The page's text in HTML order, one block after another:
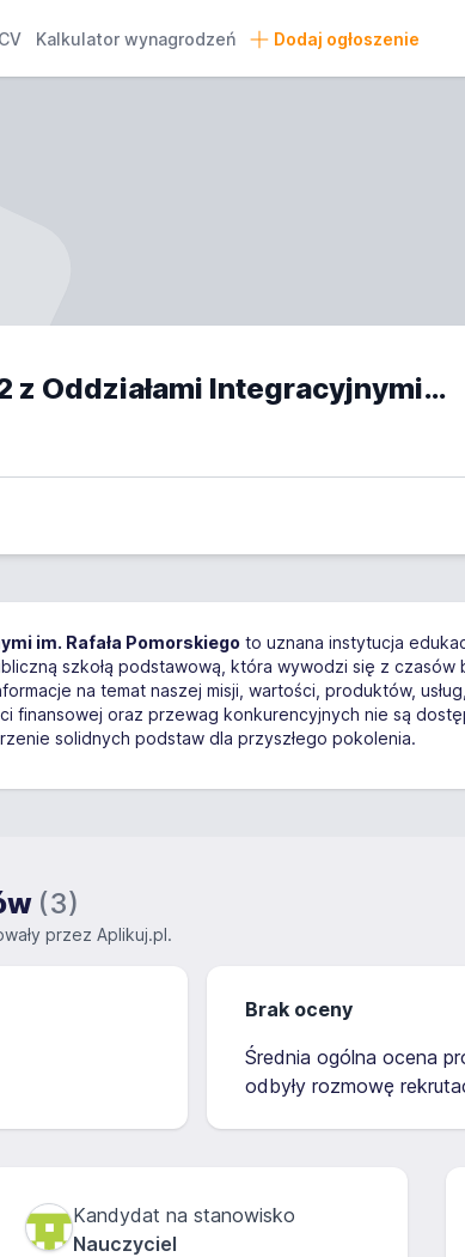
Kalkulator wynagrodzeń Dodaj ogłoszenie
Szkoła Podstawowa nr 22 z Oddziałami Integracyjnymi w Tychach opinie
im. Rafała Pomorskiego to uznana instytucja
szkołą podstawową, która wywodzi się z
na temat naszej misji, wartości, produktów,
finansowej oraz przewag konkurencyjnych nie są
solidnych podstaw dla przyszłego pokolenia.
(3)
przez Aplikuj.pl.
Brak oceny
Średnia ogólna ocena
odbyły rozmowę
Kandydat na stanowisko
Nauczyciel